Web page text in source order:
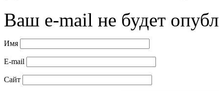
Ваш e-mail не будет
Имя
E-mail
Сайт